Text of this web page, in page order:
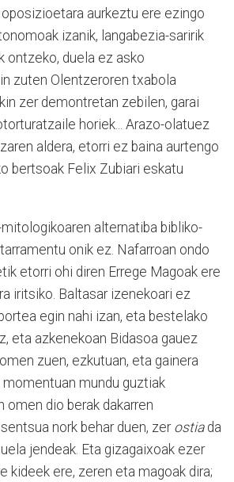
aurkeztu ere ezingo
izanik, langabezia-saririk
ontzeko, duela ez asko
zuten Olentzeroren txabola
zer demontretan zebilen, garai
horiek... Arazo-olatuez
aldera, etorri ez baina aurtengo
bertsoak Felix Zubiari eskatu
alternatiba bibliko-
onik ez. Nafarroan ondo
etorri ohi diren Errege Magoak ere
iritsiko. Baltasar izenekoari ez
egin nahi izan, eta bestelako
eta azkenekoan Bidasoa gauez
zuen, ezkutuan, eta gainera
mundu guztiak
omen dio berak dakarren
nork behar duen, zer ostiada
jendeak. Eta gizagaixoak ezer
kideek ere, zeren eta magoak dira;